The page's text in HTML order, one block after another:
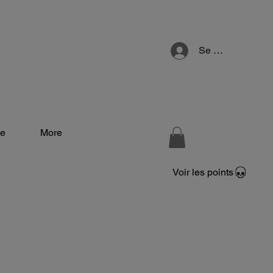
More
Se connecter
Voir les points